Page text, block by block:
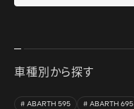
車種別から探す
ABARTH 595 ABARTH 695